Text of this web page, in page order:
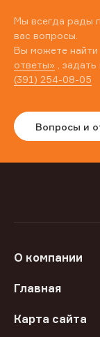
Мы всегда рады
вас вопросы.
Вы можете
ответы» , задать
(391) 254-08-05
Вопросы и
О компании
Главная
Карта сайта